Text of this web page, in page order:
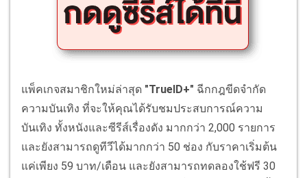
แพ็คเกจสมาชิกใหม่ล่าสุด "TrueID+" ฉีกกฎขีดจำกัด
ความบันเทิง ที่จะให้คุณได้รับชมประสบการณ์ความ
บันเทิง ทั้งหนังและซีรีส์เรื่องดัง มากกว่า 2,000 รายการ
และยังสามารถดูทีวีได้มากกว่า 50 ช่อง กับราคาเริ่มต้น
แค่เพียง 59 บาท/เดือน และยังสามารถทดลองใช้ฟรี 30